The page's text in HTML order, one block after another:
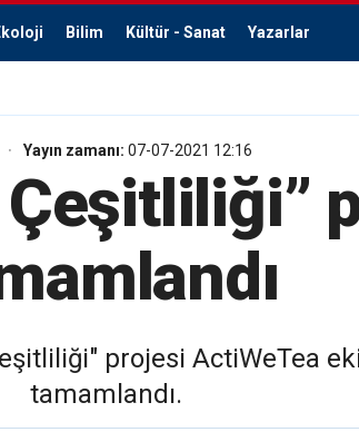
Bilim Kültür - Sanat Yazarlar
Yayın zamanı: 07-07-2021 12:16
projesi ActiWeTea
tamamlandı.